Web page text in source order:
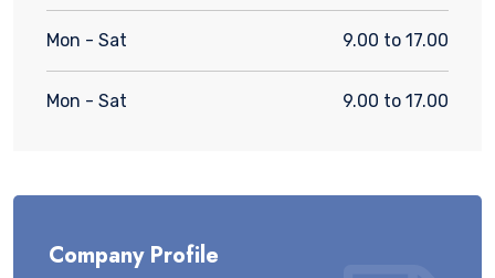
Mon - Sat 9.00 to 17.00
Mon - Sat 9.00 to 17.00
Company Profile